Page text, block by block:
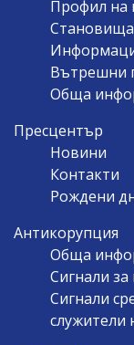
Профил на
Вътрешни
Обща
Пресцентър
Новини
Контакти
Рождени
Антикорупция
Обща
Сигнали
Сигнали